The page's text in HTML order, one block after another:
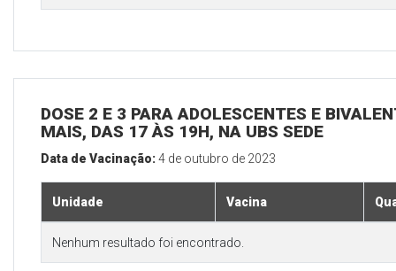
DOSE 2 E 3 PARA ADOLESCENTES E
MAIS, DAS 17 ÀS 19H, NA UBS SEDE
Data de Vacinação:4 de outubro de 2023
Unidade Vacina
Nenhum resultado foi encontrado.